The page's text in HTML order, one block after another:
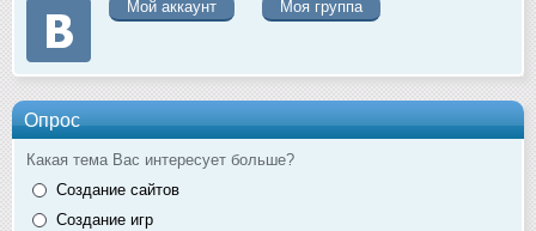
Мой аккаунт
Моя группа
Опрос
Какая тема Вас интересует больше?
Создание сайтов
Создание игр